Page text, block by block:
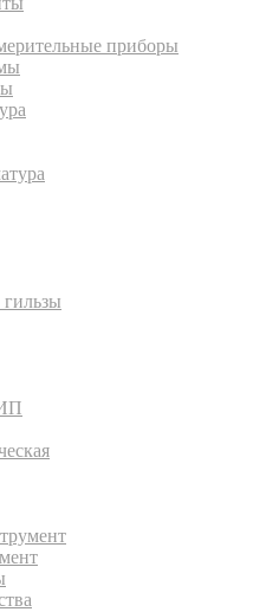
приборы